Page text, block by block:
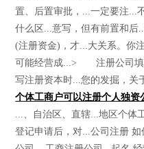
置、后置审批，...一定要注...
什么区...意写，但有前置和后
(注册资金)，才...大关系。你
可能经营成...> 注册公司填
写注册资本时...您的发掘，关
个体工商户可以注册个人独资
...、自治区、直辖...地区个
登记申请后，对...公司注册